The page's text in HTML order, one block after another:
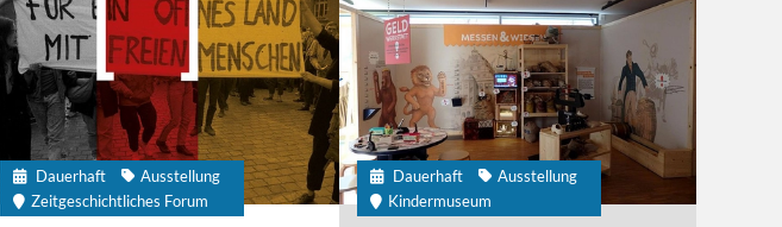
Dauerhaft
Ausstellung
Zeitgeschichtliches Forum
Dauerhaft
Ausstellung
Kindermuseum